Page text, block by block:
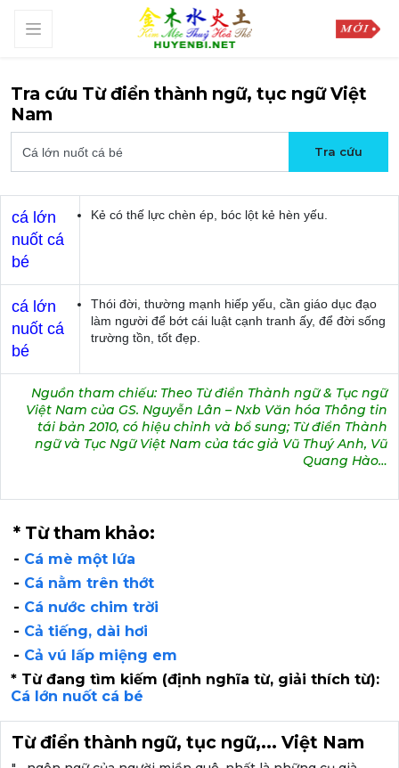
Tra cứu Từ điển thành ngữ, tục ngữ Việt
Nam
cá lớn
nuốt cá
bé
Kẻ có thế lực chèn ép, bóc lột kẻ hèn yếu.
cá lớn
nuốt cá
bé
Thói đời, thường mạnh hiếp yếu, cần giáo dục đạo
làm người để bớt cái luật cạnh tranh ấy, để đời sống
trường tồn, tốt đẹp.
Nguồn tham chiếu: Theo Từ điển Thành ngữ & Tục ngữ
Việt Nam của GS. Nguyễn Lân – Nxb Văn hóa Thông tin
tái bản 2010, có hiệu chỉnh và bổ sung; Từ điển Thành
ngữ và Tục Ngữ Việt Nam của tác giả Vũ Thuý Anh, Vũ
Quang Hào…
* Từ tham khảo:
- Cá mè một lứa
- Cá nằm trên thớt
- Cá nước chim trời
- Cả tiếng, dài hơi
- Cả vú lấp miệng em
* Từ đang tìm kiếm (định nghĩa từ, giải thích từ):
Cá lớn nuốt cá bé
Từ điển thành ngữ, tục ngữ,... Việt Nam